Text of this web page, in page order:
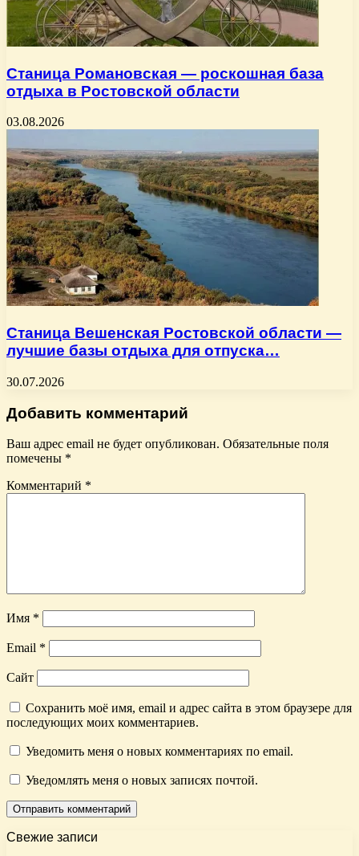
Станица Романовская — роскошная база
отдыха в Ростовской области
03.08.2026
Станица Вешенская Ростовской области —
лучшие базы отдыха для отпуска…
30.07.2026
Добавить комментарий
Ваш адрес email не будет опубликован. Обязательные поля
помечены *
Комментарий *
Имя *
Email *
Сайт
Сохранить моё имя, email и адрес сайта в этом браузере для
последующих моих комментариев.
Уведомить меня о новых комментариях по email.
Уведомлять меня о новых записях почтой.
Свежие записи